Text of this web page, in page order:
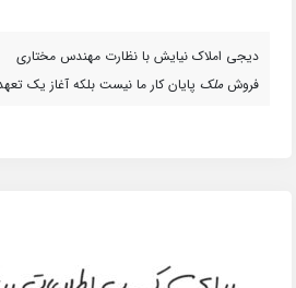
دیجی املاک نیایش با نظارت مهندس مختاری
فروشملک پایان کار ما نیست بلکه آغاز یک